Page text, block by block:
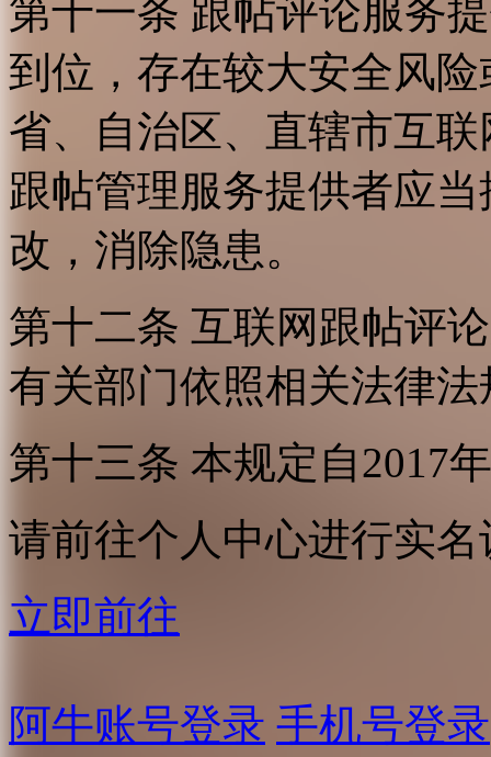
第十一条 跟帖评论服务
到位，存在较大安全风
省、自治区、直辖市互
跟帖管理服务提供者应
改，消除隐患。
第十二条 互联网跟帖评
有关部门依照相关法律
第十三条 本规定自2017
请前往个人中心进行实名
立即前往
阿牛账号登录 手机号登录